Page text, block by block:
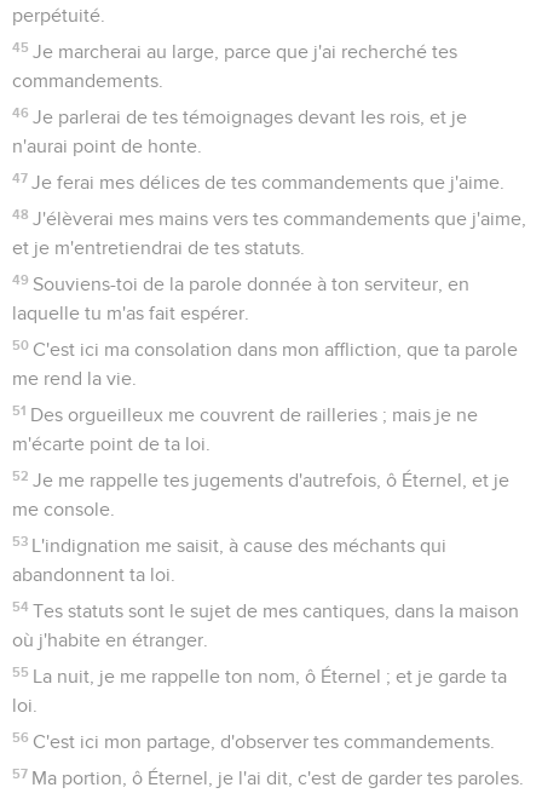
perpétuité.
45 Je marcherai au large, parce que j'ai recherché tes
commandements.
46 Je parlerai de tes témoignages devant les rois, et je
n'aurai point de honte.
47 Je ferai mes délices de tes commandements que j'aime.
48 J'élèverai mes mains vers tes commandements que j'aime,
et je m'entretiendrai de tes statuts.
49 Souviens-toi de la parole donnée à ton serviteur, en
laquelle tu m'as fait espérer.
50 C'est ici ma consolation dans mon affliction, que ta parole
me rend la vie.
51 Des orgueilleux me couvrent de railleries ; mais je ne
m'écarte point de ta loi.
52 Je me rappelle tes jugements d'autrefois, ô Éternel, et je
me console.
53 L'indignation me saisit, à cause des méchants qui
abandonnent ta loi.
54 Tes statuts sont le sujet de mes cantiques, dans la maison
où j'habite en étranger.
55 La nuit, je me rappelle ton nom, ô Éternel ; et je garde ta
loi.
56 C'est ici mon partage, d'observer tes commandements.
57 Ma portion, ô Éternel, je l'ai dit, c'est de garder tes paroles.